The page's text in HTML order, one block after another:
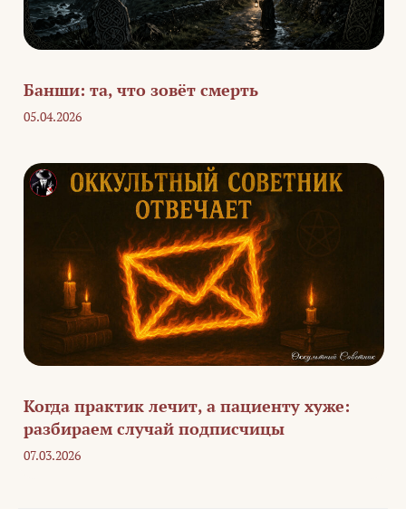
Банши: та, что зовёт смерть
05.04.2026
Когда практик лечит, а пациенту хуже:
разбираем случай подписчицы
07.03.2026